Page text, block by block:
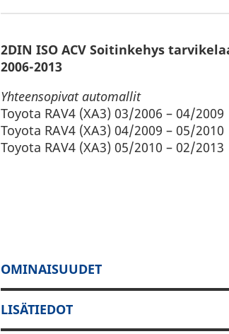
2DIN ISO ACV Soitinkehys
2006-2013
Yhteensopivat automallit
Toyota RAV4 (XA3) 03/2006 – 04/2009
Toyota RAV4 (XA3) 04/2009 – 05/2010
Toyota RAV4 (XA3) 05/2010 – 02/2013
OMINAISUUDET
LISÄTIEDOT